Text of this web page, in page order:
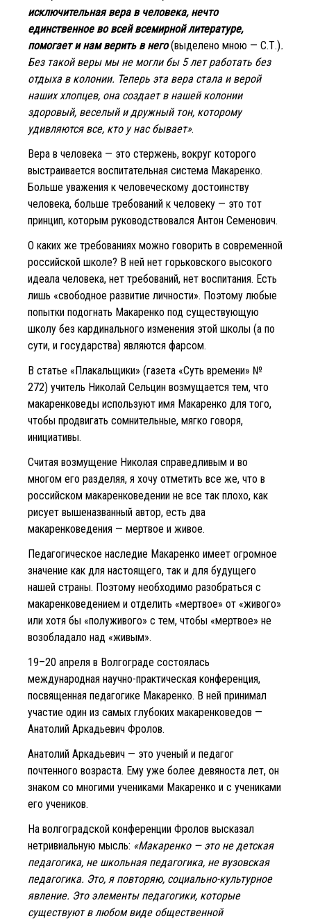
исключительная вера в человека, нечто
единственное во всей всемирной литературе,
помогает и нам верить в него(выделено мною — С.Т.).
Без такой веры мы не могли бы 5 лет работать без
отдыха в колонии. Теперь эта вера стала и верой
наших хлопцев, она создает в нашей колонии
здоровый, веселый и дружный тон, которому
удивляются все, кто у нас бывает».
Вера в человека — это стержень, вокруг которого
выстраивается воспитательная система Макаренко.
Больше уважения к человеческому достоинству
человека, больше требований к человеку — это тот
принцип, которым руководствовался Антон Семенович.
О каких же требованиях можно говорить в современной
российской школе? В ней нет горьковского высокого
идеала человека, нет требований, нет воспитания. Есть
лишь «свободное развитие личности». Поэтому любые
попытки подогнать Макаренко под существующую
школу без кардинального изменения этой школы (а по
сути, и государства) являются фарсом.
В статье «Плакальщики» (газета «Суть времени» №
272) учитель Николай Сельцин возмущается тем, что
макаренковеды используют имя Макаренко для того,
чтобы продвигать сомнительные, мягко говоря,
инициативы.
Считая возмущение Николая справедливым и во
многом его разделяя, я хочу отметить все же, что в
российском макаренковедении не все так плохо, как
рисует вышеназванный автор, есть два
макаренковедения — мертвое и живое.
Педагогическое наследие Макаренко имеет огромное
значение как для настоящего, так и для будущего
нашей страны. Поэтому необходимо разобраться с
макаренковедением и отделить «мертвое» от «живого»
или хотя бы «полуживого» с тем, чтобы «мертвое» не
возобладало над «живым».
19–20 апреля в Волгограде состоялась
международная научно-практическая конференция,
посвященная педагогике Макаренко. В ней принимал
участие один из самых глубоких макаренковедов —
Анатолий Аркадьевич Фролов.
Анатолий Аркадьевич — это ученый и педагог
почтенного возраста. Ему уже более девяноста лет, он
знаком со многими учениками Макаренко и с учениками
его учеников.
На волгоградской конференции Фролов высказал
нетривиальную мысль: «Макаренко — это не детская
педагогика, не школьная педагогика, не вузовская
педагогика. Это, я повторяю, социально-культурное
явление. Это элементы педагогики, которые
существуют в любом виде общественной